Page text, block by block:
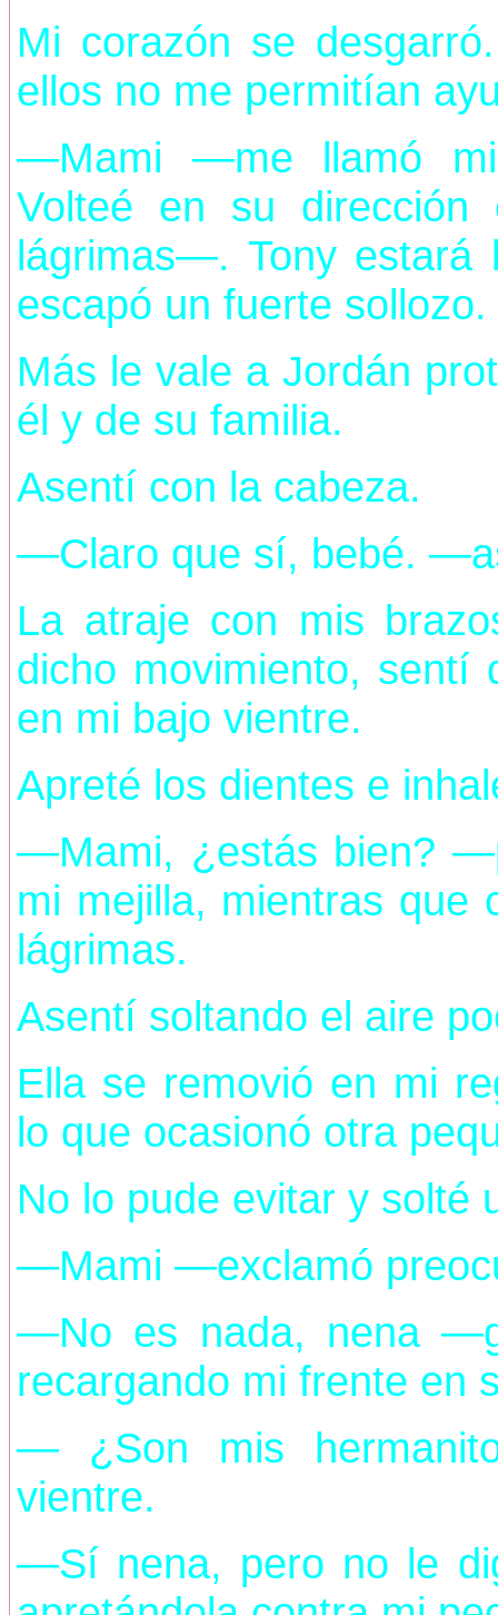
Mi corazón se
ellos no me permitían
—Mami —me llamó mi
Volteé en su
lágrimas—. Tony
escapó un fuerte sollozo.
Más le vale a Jordán
él y de su familia.
Asentí con la cabeza.
—Claro que sí, bebé.
La atraje con mis
dicho movimiento, sentí
en mi bajo vientre.
Apreté los dientes e
—Mami, ¿estás bien?
mi mejilla, mientras que
lágrimas.
Asentí soltando el aire
Ella se removió en mi
lo que ocasionó otra
No lo pude evitar y solté
—Mami —exclamó
—No es nada, nena
recargando mi frente en
— ¿Son mis
vientre.
—Sí nena, pero no le